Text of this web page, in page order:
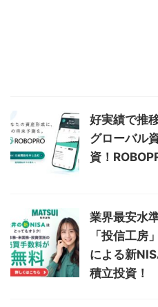
好実績で推
グローバル
資！
業界最安水
「投信工房
による新
積立投資！